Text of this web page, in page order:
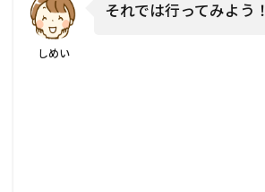
しめい
それでは行ってみよう！